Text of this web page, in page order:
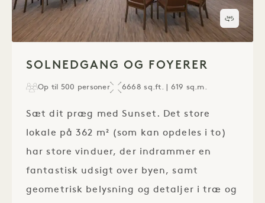
360°-
SOLNEDGANG OG FOYERER
Op til 500 personer 6668 sq.ft. | 619 sq.m.
Sæt dit præg med Sunset. Det store
lokale på 362 m² (som kan opdeles i to)
har store vinduer, der indrammer en
fantastisk udsigt over byen, samt
geometrisk belysning og detaljer i træ og